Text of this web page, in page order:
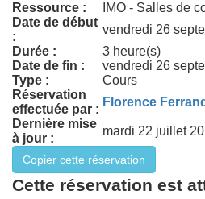
Ressource :
IMO - Salles de
Date de début
:
vendredi 26
Durée :
3 heure(s)
Date de fin :
vendredi 26
Type :
Cours
Réservation
effectuée par :
Florence
Dernière mise
à jour :
mardi 22 juillet
Cette réservation est